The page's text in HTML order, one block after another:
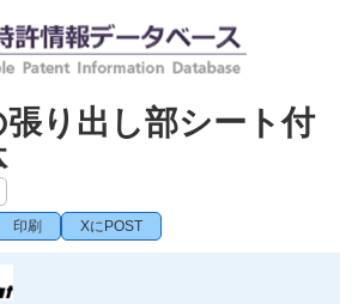
り出し部シート付
印刷 XにPOST